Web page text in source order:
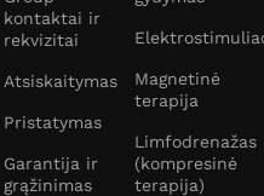
kontaktai ir
rekvizitai
Atsiskaitymas
Pristatymas
Garantija ir
grąžinimas
Magnetinė
terapija
Limfodrenažas
(kompresinė
terapija)